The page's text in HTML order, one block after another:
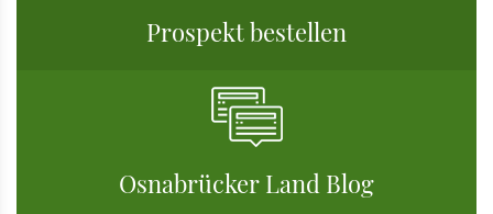
Prospekt bestellen
Osnabrücker Land Blog